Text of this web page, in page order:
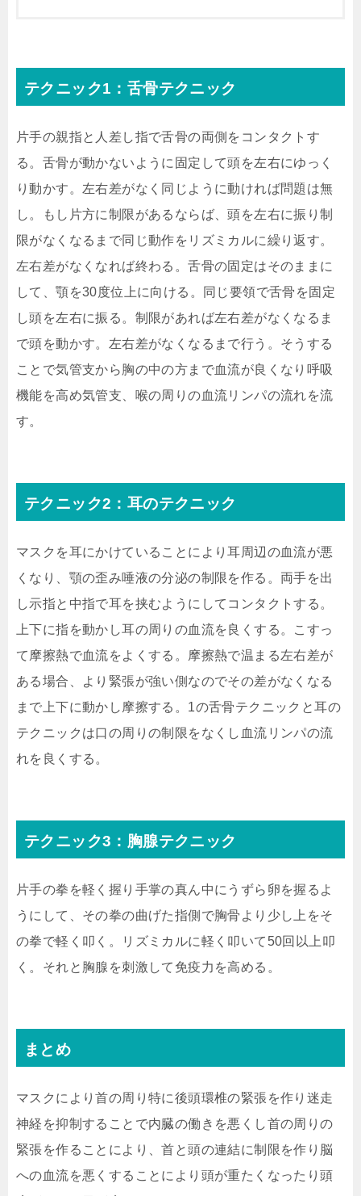
テクニック1： 舌骨テクニック
片手の親指と人差し指で舌骨の両側をコンタクトす
る。舌骨が動かないように固定して頭を左右にゆっく
り動かす。左右差がなく同じように動ければ問題は無
し。もし片方に制限があるならば、頭を左右に振り制
限がなくなるまで同じ動作をリズミカルに繰り返す。
左右差がなくなれば終わる。舌骨の固定はそのままに
して、顎を30度位上に向ける。同じ要領で舌骨を固定
し頭を左右に振る。制限があれば左右差がなくなるま
で頭を動かす。左右差がなくなるまで行う。そうする
ことで気管支から胸の中の方まで血流が良くなり呼吸
機能を高め気管支、喉の周りの血流リンパの流れを流
す。
テクニック2：耳のテクニック
マスクを耳にかけていることにより耳周辺の血流が悪
くなり、顎の歪み唾液の分泌の制限を作る。 両手を出
し示指と中指で耳を挟むようにしてコンタクトする。
上下に指を動かし耳の周りの血流を良くする。こすっ
て摩擦熱で血流をよくする。
摩擦熱で温まる左右差が
ある場合、より緊張が強い側なのでその差がなくなる
まで上下に動かし摩擦する。 1の舌骨テクニックと耳の
テクニックは口の周りの制限をなくし血流リンパの流
れを良くする。
テクニック3： 胸腺テクニック
片手の拳を軽く握り手掌の真ん中にうずら卵を握るよ
うにして、その拳の曲げた指側で胸骨より少し上をそ
の拳で軽く叩く。
リズミカルに軽く叩いて50回以上叩
く。それと胸腺を刺激して免疫力を高める。
まとめ
マスクにより首の周り特に後頭環椎の緊張を作り迷走
神経を抑制することで内臓の働きを悪くし首の周りの
緊張を作ることにより、首と頭の連結に制限を作り脳
への血流を悪くすることにより頭が重たくなったり頭